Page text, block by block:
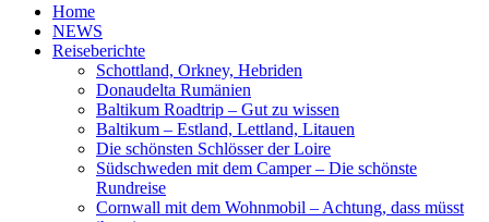
Home
NEWS
Reiseberichte
Schottland, Orkney, Hebriden
Donaudelta Rumänien
Baltikum Roadtrip – Gut zu wissen
Baltikum – Estland, Lettland, Litauen
Die schönsten Schlösser der Loire
Südschweden mit dem Camper – Die schönste
Rundreise
Cornwall mit dem Wohnmobil – Achtung, dass müsst